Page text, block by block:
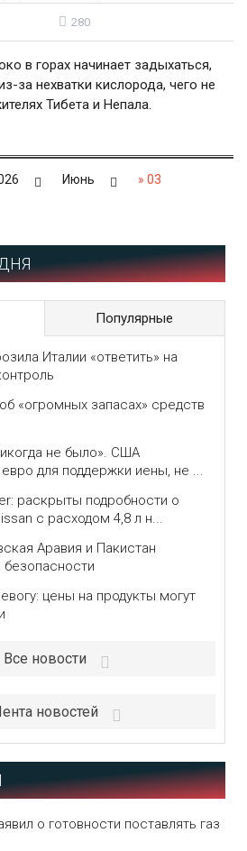
280
в горах начинает задыхаться,
за нехватки кислорода, чего не
Тибета и Непала.
Июнь » 03
Популярные
Италии «ответить» на
«огромных запасах» средств
не было». США
для поддержки иены, не ...
раскрыты подробности о
с расходом 4,8 л н...
Аравия и Пакистан
безопасности
цены на продукты могут
Все новости
новостей
о готовности поставлять газ